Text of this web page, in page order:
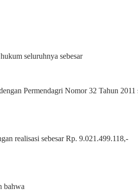
seluruhnya sebesar
Permendagri Nomor 32 Tahun
realisasi sebesar Rp. 9.021.499.118,-
bahwa